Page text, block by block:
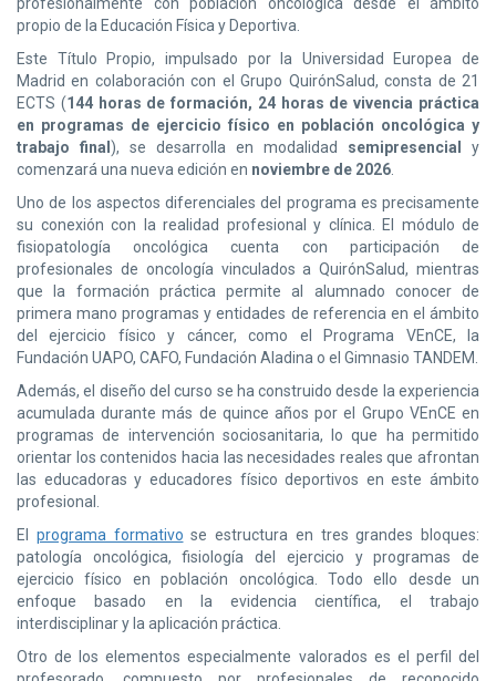
propio de la Educación Física y Deportiva.
Este Título Propio, impulsado por la Universidad Europea de
Madrid en colaboración con el Grupo QuirónSalud, consta de 21
ECTS (144 horas de formación, 24 horas de vivencia práctica
en programas de ejercicio físico en población oncológica y
trabajo final ), se desarrolla en modalidad semipresencial
y
comenzará una nueva edición en noviembre de 2026
Uno de los aspectos diferenciales del programa es precisamente
su conexión con la realidad profesional y clínica. El módulo de
fisiopatología oncológica cuenta con participación de
profesionales de oncología vinculados a QuirónSalud, mientras
que la formación práctica permite al alumnado conocer de
primera mano programas y entidades de referencia en el ámbito
del ejercicio físico y cáncer, como el Programa VEnCE, la
Fundación UAPO, CAFO, Fundación Aladina o el Gimnasio TANDEM.
Además, el diseño del curso se ha construido desde la experiencia
acumulada durante más de quince años por el Grupo VEnCE en
programas de intervención sociosanitaria, lo que ha permitido
orientar los contenidos hacia las necesidades reales que afrontan
las educadoras y educadores físico deportivos en este ámbito
profesional.
El programa formativo se estructura en tres grandes bloques:
patología oncológica, fisiología del ejercicio y programas de
ejercicio físico en población oncológica. Todo ello desde un
enfoque basado en la evidencia científica, el trabajo
interdisciplinar y la aplicación práctica.
Otro de los elementos especialmente valorados es el perfil del